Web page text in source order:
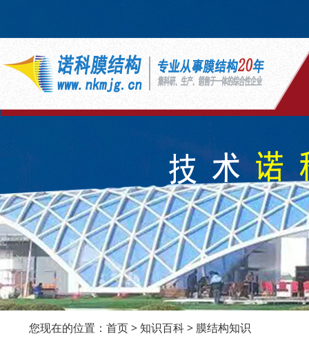
您现在的位置： 首页>知识百科> 膜结构知识